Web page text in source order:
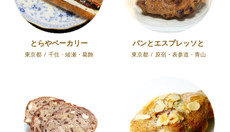
とらやベーカリー
東京都 / 千住・綾瀬・葛飾
パンとエスプレッソと
東京都 / 原宿・表参道・青山